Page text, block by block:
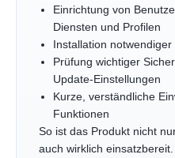
Einrichtung von
Diensten und Profilen
Installation
Prüfung wichtiger
Update-Einstellungen
Kurze, verständliche
Funktionen
So ist das Produkt nicht
auch wirklich einsatzbereit.